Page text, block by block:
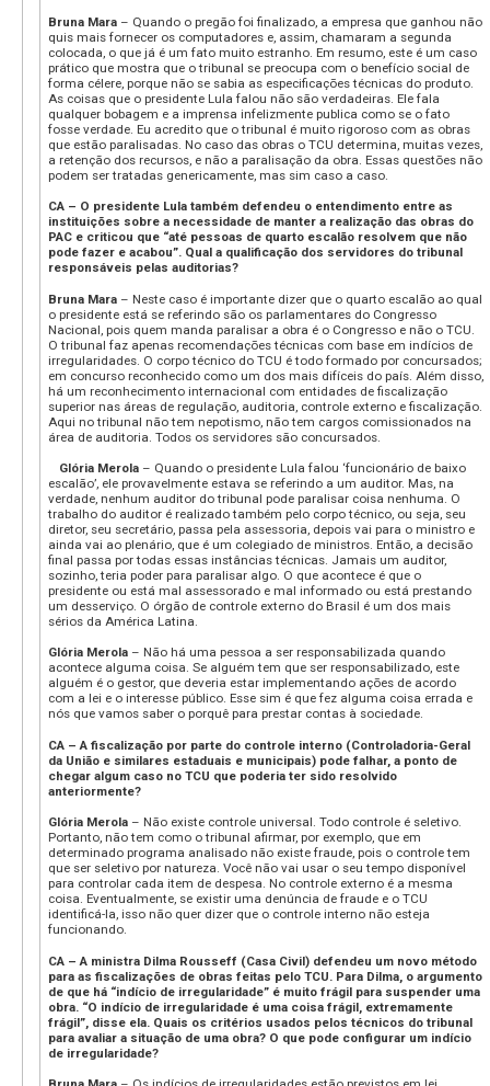
Bruna Mara – Quando o pregão foi finalizado, a empresa que ganhou não
quis mais fornecer os computadores e, assim, chamaram a segunda
colocada, o que já é um fato muito estranho. Em resumo, este é um caso
prático que mostra que o tribunal se preocupa com o benefício social de
forma célere, porque não se sabia as especificações técnicas do produto.
As coisas que o presidente Lula falou não são verdadeiras. Ele fala
qualquer bobagem e a imprensa infelizmente publica como se o fato
fosse verdade. Eu acredito que o tribunal é muito rigoroso com as obras
que estão paralisadas. No caso das obras o TCU determina, muitas vezes,
a retenção dos recursos, e não a paralisação da obra. Essas questões não
podem ser tratadas genericamente, mas sim caso a caso.
CA – O presidente Lula também defendeu o entendimento entre as
instituições sobre a necessidade de manter a realização das obras do
PAC e criticou que “até pessoas de quarto escalão resolvem que não
pode fazer e acabou”. Qual a qualificação dos servidores do tribunal
responsáveis pelas auditorias?
Bruna Mara – Neste caso é importante dizer que o quarto escalão ao qual
o presidente está se referindo são os parlamentares do Congresso
Nacional, pois quem manda paralisar a obra é o Congresso e não o TCU.
O tribunal faz apenas recomendações técnicas com base em indícios de
irregularidades. O corpo técnico do TCU é todo formado por concursados;
em concurso reconhecido como um dos mais difíceis do país. Além disso,
há um reconhecimento internacional com entidades de fiscalização
superior nas áreas de regulação, auditoria, controle externo e fiscalização.
Aqui no tribunal não tem nepotismo, não tem cargos comissionados na
área de auditoria. Todos os servidores são concursados.
Glória Merola – Quando o presidente Lula falou ‘funcionário de baixo
escalão’, ele provavelmente estava se referindo a um auditor. Mas, na
verdade, nenhum auditor do tribunal pode paralisar coisa nenhuma. O
trabalho do auditor é realizado também pelo corpo técnico, ou seja, seu
diretor, seu secretário, passa pela assessoria, depois vai para o ministro e
ainda vai ao plenário, que é um colegiado de ministros. Então, a decisão
final passa por todas essas instâncias técnicas. Jamais um auditor,
sozinho, teria poder para paralisar algo. O que acontece é que o
presidente ou está mal assessorado e mal informado ou está prestando
um desserviço. O órgão de controle externo do Brasil é um dos mais
sérios da América Latina.
Glória Merola – Não há uma pessoa a ser responsabilizada quando
acontece alguma coisa. Se alguém tem que ser responsabilizado, este
alguém é o gestor, que deveria estar implementando ações de acordo
com a lei e o interesse público. Esse sim é que fez alguma coisa errada e
nós que vamos saber o porquê para prestar contas à sociedade.
CA – A fiscalização por parte do controle interno (Controladoria-Geral
da União e similares estaduais e municipais) pode falhar, a ponto de
chegar algum caso no TCU que poderia ter sido resolvido
anteriormente?
Glória Merola – Não existe controle universal. Todo controle é seletivo.
Portanto, não tem como o tribunal afirmar, por exemplo, que em
determinado programa analisado não existe fraude, pois o controle tem
que ser seletivo por natureza. Você não vai usar o seu tempo disponível
para controlar cada item de despesa. No controle externo é a mesma
coisa. Eventualmente, se existir uma denúncia de fraude e o TCU
identificá-la, isso não quer dizer que o controle interno não esteja
funcionando.
CA – A ministra Dilma Rousseff (Casa Civil) defendeu um novo método
para as fiscalizações de obras feitas pelo TCU. Para Dilma, o argumento
de que há “indício de irregularidade” é muito frágil para suspender uma
obra. “O indício de irregularidade é uma coisa frágil, extremamente
frágil”, disse ela. Quais os critérios usados pelos técnicos do tribunal
para avaliar a situação de uma obra? O que pode configurar um indício
de irregularidade?